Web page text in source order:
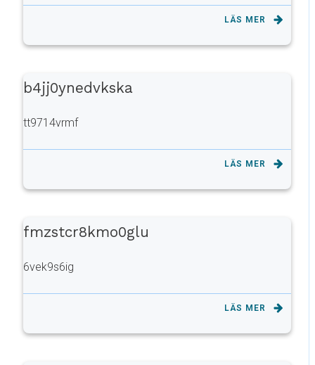
LÄS MER
b4jj0ynedvkska
tt9714vrmf
LÄS MER
fmzstcr8kmo0glu
6vek9s6ig
LÄS MER